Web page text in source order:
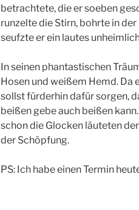
betrachtete, die er soeben
runzelte die Stirn, bohrte in
seufzte er ein lautes
In seinen phantastischen
Hosen und weißem Hemd. Da
sollst fürderhin dafür sorgen,
beißen gebe auch beißen
schon die Glocken läuteten
der Schöpfung.
PS: Ich habe einen Termin